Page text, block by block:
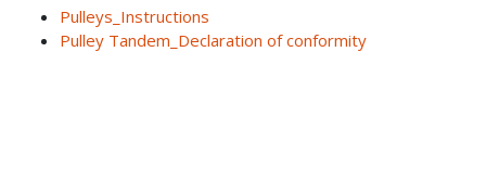
Pulleys_Instructions
Pulley Tandem_Declaration of conformity